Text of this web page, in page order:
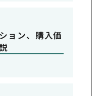
ョン、購入価